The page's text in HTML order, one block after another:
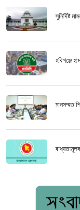
সুনির্দিষ্ট
হবিগঞ্জে
মানসম্মত